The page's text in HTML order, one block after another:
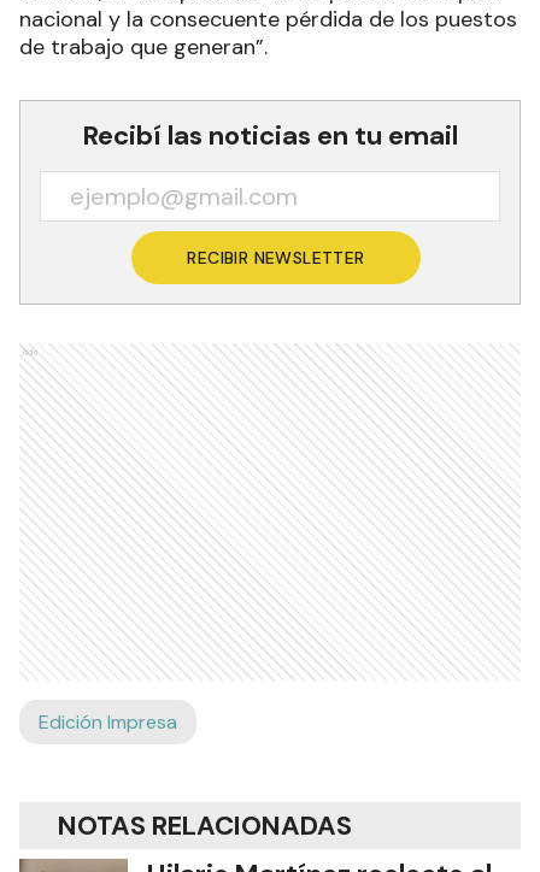
nacional y la consecuente pérdida de los puestos
de trabajo que generan”.
Recibí las noticias en tu email
RECIBIR NEWSLETTER
Ads
Edición Impresa
NOTAS RELACIONADAS